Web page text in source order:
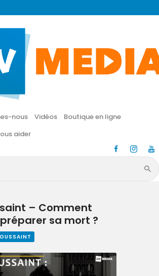
nous Vidéos
Boutique en ligne
aider
CN MÉDIA
Une vie nouvelle en JESUS !
Accueil
Vidéos
en ligne
Nous aider
– Comment
sa mort ?